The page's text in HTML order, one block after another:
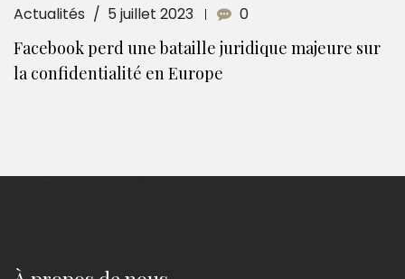
Actualités 5 juillet 2023 0
Facebook perd une bataille juridique majeure sur
la confidentialité en Europe